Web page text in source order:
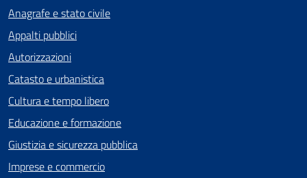
Anagrafe e stato civile
Appalti pubblici
Autorizzazioni
Catasto e urbanistica
Cultura e tempo libero
Educazione e formazione
Giustizia e sicurezza pubblica
Imprese e commercio